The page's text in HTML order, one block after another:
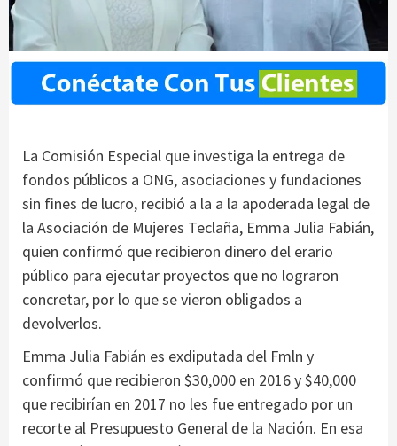
La Comisión Especial que investiga la entrega de
fondos públicos a ONG, asociaciones y fundaciones
sin fines de lucro, recibió a la a la apoderada legal de
la Asociación de Mujeres Teclaña, Emma Julia Fabián,
quien confirmó que recibieron dinero del erario
público para ejecutar proyectos que no lograron
concretar, por lo que se vieron obligados a
devolverlos.
Emma Julia Fabián es exdiputada del Fmln y
confirmó que recibieron $30,000 en 2016 y $40,000
que recibirían en 2017 no les fue entregado por un
recorte al Presupuesto General de la Nación. En esa